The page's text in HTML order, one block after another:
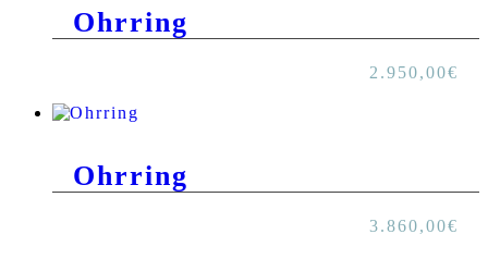
Ohrring
2.950,00€
Ohrring
3.860,00€